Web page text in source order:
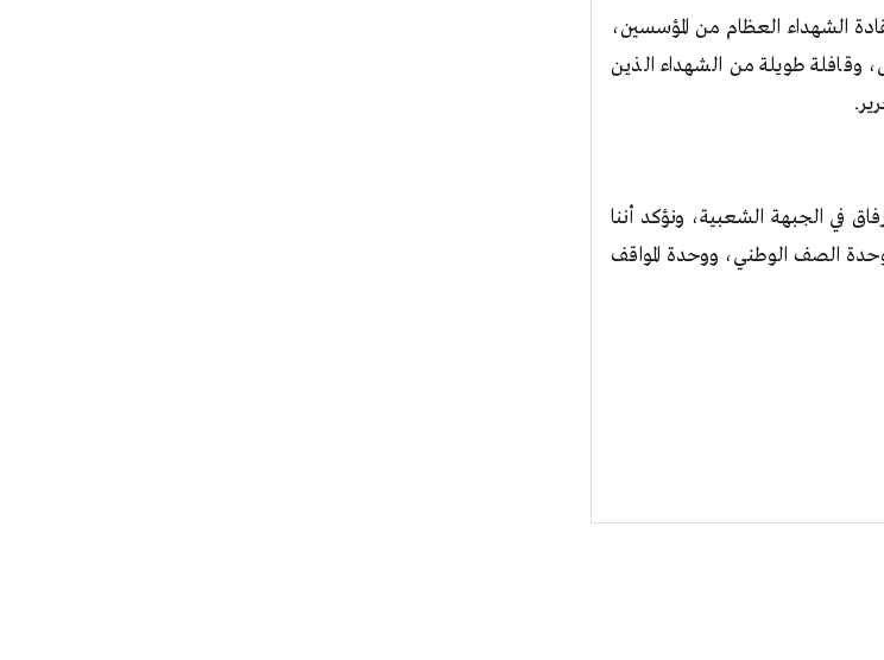
الشهداء العظام من المؤسسين،
وقافلة طويلة من الشهداء الذين
في الجبهة الشعبية، ونؤكد أننا
الصف الوطني، ووحدة المواقف